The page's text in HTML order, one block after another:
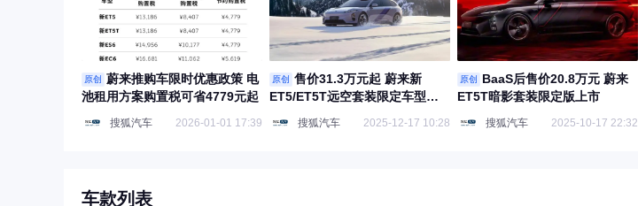
原创
蔚来推购车限时优惠政策 电
池租用方案购置税可省4779元起
搜狐汽车 2026-01-01 17:39
原创
售价31.3万元起 蔚来新
ET5/ET5T远空套装限定车型开
搜狐汽车 2025-12-17 10:28
原创
BaaS后售价20.8万元 蔚来
ET5T暗影套装限定版上市
搜狐汽车 2025-10-17 22:32
车款列表